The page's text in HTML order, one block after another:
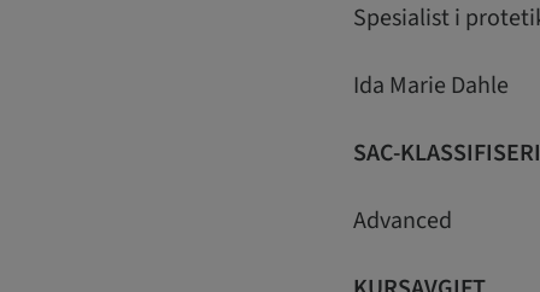
Spesialist i
Ida Marie Dahle
SAC-
Advanced